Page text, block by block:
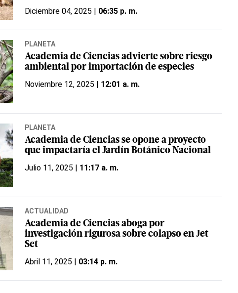
Diciembre 04, 2025 | 06:35 p. m.
PLANETA
Academia de Ciencias advierte sobre riesgo
ambiental por importación de especies
Noviembre 12, 2025 | 12:01 a. m.
PLANETA
Academia de Ciencias se opone a proyecto
que impactaría el Jardín Botánico Nacional
Julio 11, 2025 | 11:17 a. m.
ACTUALIDAD
Academia de Ciencias aboga por
investigación rigurosa sobre colapso en Jet
Set
Abril 11, 2025 | 03:14 p. m.